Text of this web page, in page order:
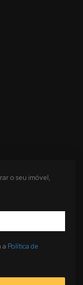
o seu imóvel,
a Política de